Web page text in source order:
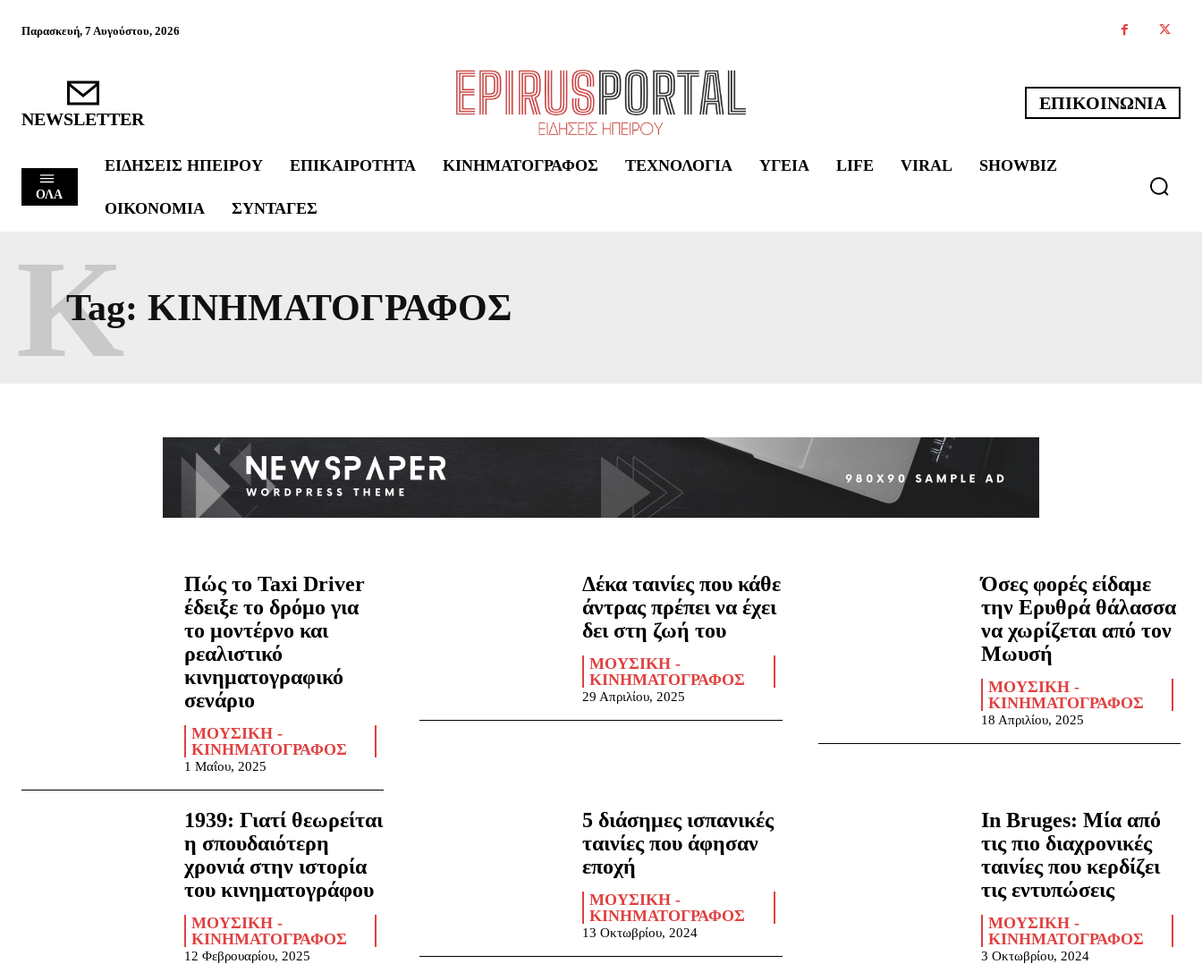
Παρασκευή, 7 Αυγούστου, 2026
NEWSLETTER
ΕΠΙΚΟΙΝΩΝΙΑ
ΟΛΑ
ΕΙΔΉΣΕΙΣ ΗΠΕΊΡΟΥ ΕΠΙΚΑΙΡΌΤΗΤΑ ΚΙΝΗΜΑΤΟΓΡΆΦΟΣ ΤΕΧΝΟΛΟΓΊΑ ΥΓΕΊΑ LIFE VIRAL SHOWBIZ
ΟΙΚΟΝΟΜΊΑ ΣΥΝΤΑΓΈΣ
Tag: ΚΙΝΗΜΑΤΟΓΡΑΦΟΣ
Κ
Πώς το Taxi Driver
έδειξε το δρόμο για
το μοντέρνο και
ρεαλιστικό
κινηματογραφικό
σενάριο
ΜΟΥΣΙΚΉ -
ΚΙΝΗΜΑΤΟΓΡΆΦΟΣ
1 Μαΐου, 2025
Δέκα ταινίες που κάθε
άντρας πρέπει να έχει
δει στη ζωή του
ΜΟΥΣΙΚΉ -
ΚΙΝΗΜΑΤΟΓΡΆΦΟΣ
29 Απριλίου, 2025
Όσες φορές είδαμε
την Ερυθρά θάλασσα
να χωρίζεται από τον
Μωυσή
ΜΟΥΣΙΚΉ -
ΚΙΝΗΜΑΤΟΓΡΆΦΟΣ
18 Απριλίου, 2025
1939: Γιατί θεωρείται
η σπουδαιότερη
χρονιά στην ιστορία
του κινηματογράφου
ΜΟΥΣΙΚΉ -
ΚΙΝΗΜΑΤΟΓΡΆΦΟΣ
12 Φεβρουαρίου, 2025
5 διάσημες ισπανικές
ταινίες που άφησαν
εποχή
ΜΟΥΣΙΚΉ -
ΚΙΝΗΜΑΤΟΓΡΆΦΟΣ
13 Οκτωβρίου, 2024
In Bruges: Μία από
τις πιο διαχρονικές
ταινίες που κερδίζει
τις εντυπώσεις
ΜΟΥΣΙΚΉ -
ΚΙΝΗΜΑΤΟΓΡΆΦΟΣ
3 Οκτωβρίου, 2024